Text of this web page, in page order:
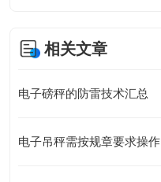
相关文章
电子磅秤的防雷技术汇总
电子吊秤需按规章要求操作